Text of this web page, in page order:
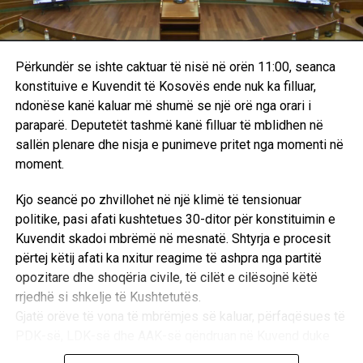
e Kosovës kanë nxitur një seri reagimesh të ashpra mes
përfaqësuesve të pozitës dhe opozitës. Derisa Lëvizja
kryeministrit, përfaqësuesit e PDK-së dhe LDK-së e
shohin Lëvizjen Vetëvendosje si përgjegjësen kryesore
për bllokadën dhe përshkallëzimin e situatës.
Basha: Kurti i fton për diskutim, këta sulmojnë e
ofendojnë
Deputeti i Lëvizjes Vetëvendosje, Dimal Basha, përmes
një reagimi në rrjetet sociale, ka kritikuar ashpër sjelljen e
opozitës përballë ftesave të kryeministrit Albin Kurti për
dialog.
“Albin Kurti i fton partitë për diskutime që të arrihet një
marrëveshje, ndërkaq këta sulmojnë e ofendojnë. Edhe
Përkundër se ishte caktuar të nisë në orën 11:00, seanca
konstituive e Kuvendit të Kosovës ende nuk ka filluar,
ndonëse kanë kaluar më shumë se një orë nga orari i
paraparë. Deputetët tashmë kanë filluar të mblidhen në
sallën plenare dhe nisja e punimeve pritet nga momenti në
moment.
Kjo seancë po zhvillohet në një klimë të tensionuar
politike, pasi afati kushtetues 30-ditor për konstituimin e
Kuvendit skadoi mbrëmë në mesnatë. Shtyrja e procesit
përtej këtij afati ka nxitur reagime të ashpra nga partitë
opozitare dhe shoqëria civile, të cilët e cilësojnë këtë
rrjedhë si shkelje të Kushtetutës.
Gjatë orëve të vona të mbrëmjes së kaluar, përfaqësues të
kërkuar përmbylljen e seancës brenda kornizës kohore,